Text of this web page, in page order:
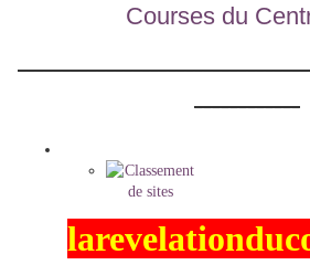
Courses du
------------